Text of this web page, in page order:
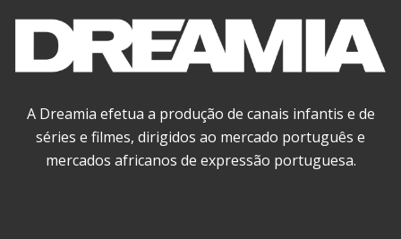
A Dreamia efetua a produção de canais infantis e de
séries e filmes, dirigidos ao mercado português e
mercados africanos de expressão portuguesa.